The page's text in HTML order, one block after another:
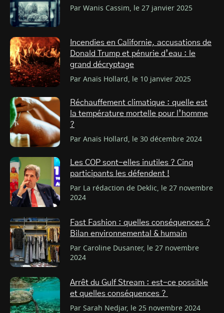
Par Wanis Cassim, le 27 janvier 2025
Incendies en Californie, accusations de
Donald Trump et pénurie d’eau : le
grand décryptage
Par Anaïs Hollard, le 10 janvier 2025
Réchauffement climatique : quelle est
la température mortelle pour l’homme
?
Par Anaïs Hollard, le 30 décembre 2024
Les COP sont-elles inutiles ? Cinq
participants les défendent !
Par La rédaction de Deklic, le 27 novembre
2024
Fast Fashion : quelles conséquences ?
Bilan environnemental & humain
Par Caroline Dusanter, le 27 novembre
2024
Arrêt du Gulf Stream : est-ce possible
et quelles conséquences ?
Par Sarah Nedjar, le 25 novembre 2024